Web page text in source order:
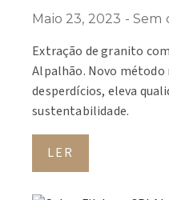
Maio 23, 2023 Sem
Extração de granito
Alpalhão. Novo método
desperdícios, eleva
sustentabilidade.
LER